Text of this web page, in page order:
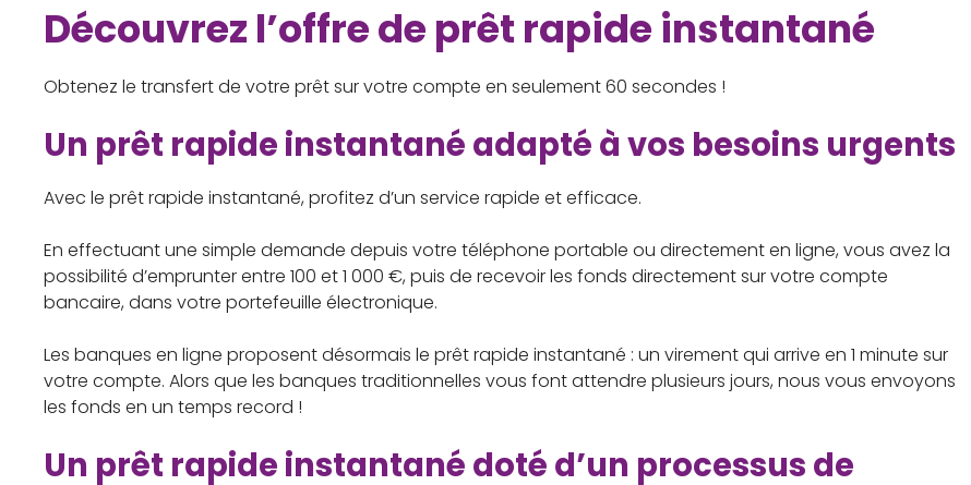
Découvrez l’offre de prêt rapide instantané
Obtenez le transfert de votre prêt sur votre compte en seulement 60 secondes !
Un prêt rapide instantané adapté à vos besoins urgents
Avec le prêt rapide instantané, profitez d’un service rapide et efficace.
En effectuant une simple demande depuis votre téléphone portable ou directement en ligne, vous avez la
possibilité d’emprunter entre 100 et 1 000 €, puis de recevoir les fonds directement sur votre compte
bancaire, dans votre portefeuille électronique.
Les banques en ligne proposent désormais le prêt rapide instantané : un virement qui arrive en 1 minute sur
votre compte. Alors que les banques traditionnelles vous font attendre plusieurs jours, nous vous envoyons
les fonds en un temps record !
Un prêt rapide instantané doté d’un processus de